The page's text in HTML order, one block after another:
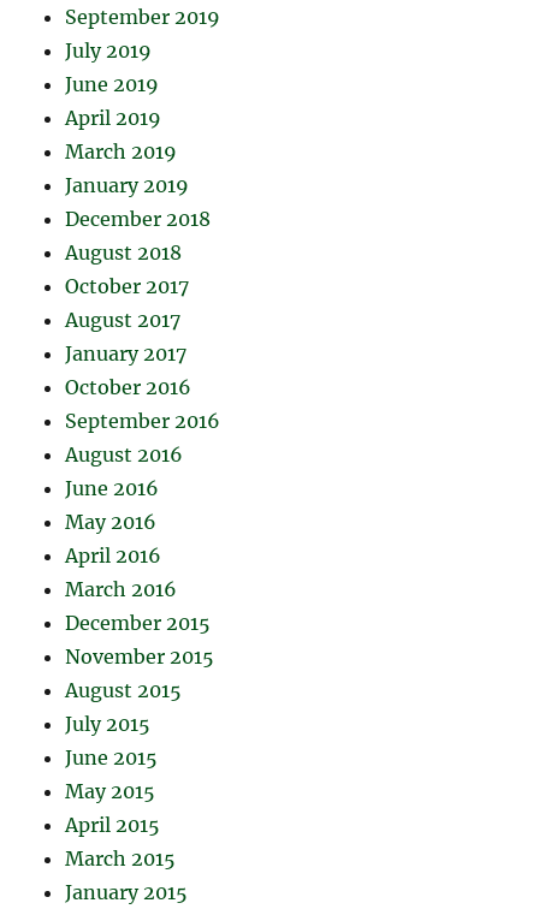
September 2019
July 2019
June 2019
April 2019
March 2019
January 2019
December 2018
August 2018
October 2017
August 2017
January 2017
October 2016
September 2016
August 2016
June 2016
May 2016
April 2016
March 2016
December 2015
November 2015
August 2015
July 2015
June 2015
May 2015
April 2015
March 2015
January 2015